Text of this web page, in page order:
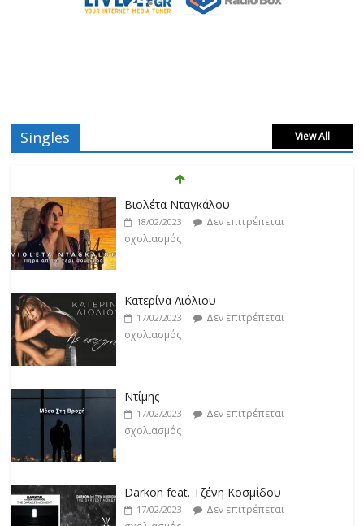
Singles View All
Βιολέτα Νταγκάλου
18/02/2023
Δεν επιτρέπεται
σχολιασμός
Κατερίνα Λιόλιου
17/02/2023
Δεν επιτρέπεται
σχολιασμός
Ντίμης
17/02/2023
Δεν επιτρέπεται
σχολιασμός
Darkon feat. Τζένη Κοσμίδου
17/02/2023
Δεν επιτρέπεται